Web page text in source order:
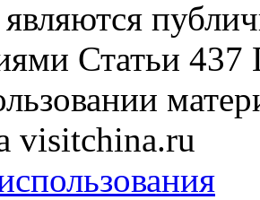
являются
Статьи 437
visitchina.ru